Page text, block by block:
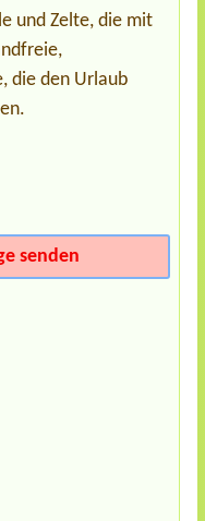
und Zelte, die mit
die den Urlaub
senden